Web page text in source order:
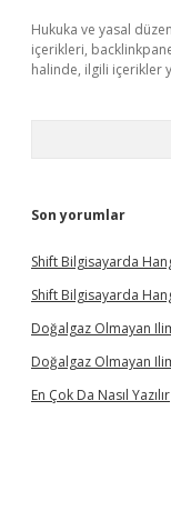
Hukuka ve yasal
içerikleri,
halinde, ilgili içerikler
Son yorumlar
Shift Bilgisayarda
Shift Bilgisayarda
Doğalgaz Olmayan
Doğalgaz Olmayan
En Çok Da Nasıl Yazılır